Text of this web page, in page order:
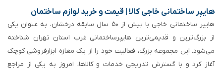
هایپر ساختمانی خاجی‌ کالا | قیمت و خرید لوازم ساختمان
هایپر ساختمانی خاجی‌ با بیش از ۵۰ سال سابقه‌ درخشان، به عنوان یکی
از بزرگ‌ترین و قدیمی‌ترین هایپرساختمانی‌ غرب استان تهران شناخته
می‌شود. این مجموعه بزرگ، فعالیت خود را از یک مغازه ابزارفروشی کوچک
آغاز کرد و با گسترش تدریجی خدمات و کالاها، امروز به یکی از مراجع